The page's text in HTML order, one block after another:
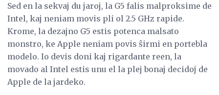
Sed en la sekvaj du jaroj, la G5 falis malproksime de
Intel, kaj neniam movis pli ol 2.5 GHz rapide.
Krome, la dezajno G5 estis potenca malsato
monstro, ke Apple neniam povis ŝirmi en portebla
modelo. Io devis doni kaj rigardante reen, la
movado al Intel estis unu el la plej bonaj decidoj de
Apple de la jardeko.